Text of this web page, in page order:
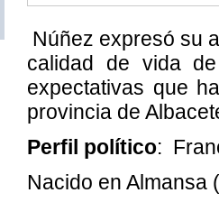
Núñez expresó su
calidad de vida
expectativas que
provincia de
Perfil político:
Nacido en Almansa